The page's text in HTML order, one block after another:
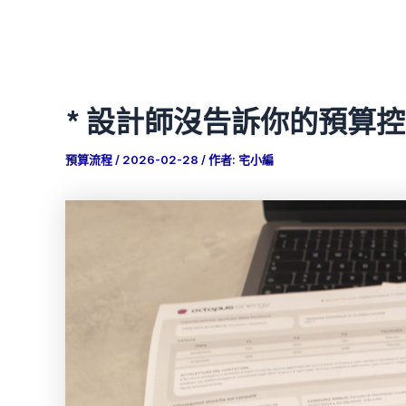
* 設計師沒告訴你的預算
預算流程/ 2026-02-28 / 作者: 宅小編